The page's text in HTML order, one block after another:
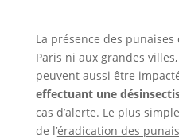
La présence des punaises
Paris ni aux grandes
peuvent aussi être
effectuant une
cas d’alerte. Le plus
de l’éradication des